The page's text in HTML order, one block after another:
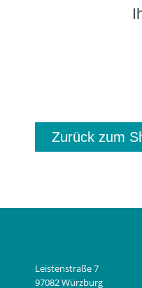
Zurück zum
Leistenstraße 7
97082 Würzburg